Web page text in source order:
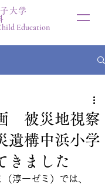
大学
Education
被災地視察
遺構中浜小学
きました
淳一ゼミ）では、